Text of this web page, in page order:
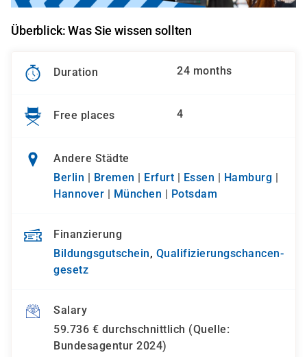
Überblick: Was Sie wissen sollten
Duration 24 months
Free places 4
Andere Städte
Berlin
Bremen Erfurt Essen Hamburg
Hannover
München Potsdam
Finanzierung
Bildungsgutschein, Qualifizierungs­chancen­
gesetz
Salary
59.736 € durchschnittlich (Quelle:
Bundesagentur 2024)